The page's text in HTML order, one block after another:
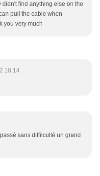
find anything else on the
pull the cable when
you very much
18:14
sans diffilculté un grand